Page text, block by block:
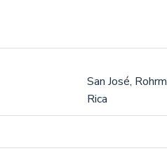
San José,
Rica